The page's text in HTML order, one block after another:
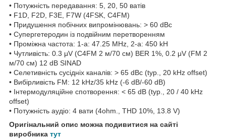
• Потужність передавання: 5, 20, 50 ватів
• F1D, F2D, F3E, F7W (4FSK, C4FM)
• Придушення побічних випромінювань: > 60 dBc
• Супергетеродин із подвійним перетворенням
• Проміжна частота: 1-а: 47.25 MHz, 2-а: 450 kH
• Чутливість: 0.3 μV (C4FM 2 м/70 см) BER 1%, 0.2 μV (FM 2
м/70 см) 12 dB SINAD
• Селетивність сусідніх каналів: > 65 dBc (typ., 20 kHz offset)
• Вибірливість FM: 12 kHz/35 kHz (-6 dB/-60 dB)
• Інтермодуляційне спотворення: < 65 dB (typ., 20 / 40 kHz
offset)
• Потужність аудіо: 4 вати (4ohm., THD 10%, 13.8 V)
Оригінальний опис можна подивитися на сайті
виробника тут